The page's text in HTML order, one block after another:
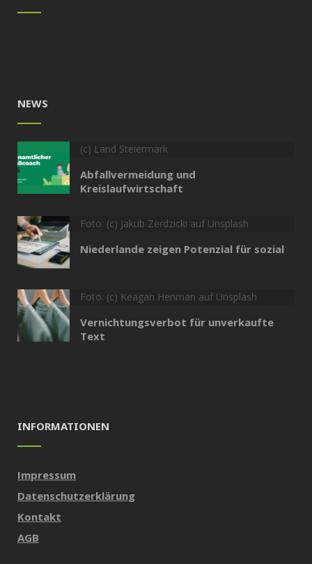
NEWS
(c) Land Steiermark
Abfallvermeidung und
Kreislaufwirtschaft
Foto: (c) Jakub Zerdzicki auf Unsplash
Niederlande zeigen Potenzial für sozial
Foto: (c) Keagan Henman auf Unsplash
Vernichtungsverbot für unverkaufte
Text
INFORMATIONEN
Impressum
Datenschutzerklärung
Kontakt
AGB